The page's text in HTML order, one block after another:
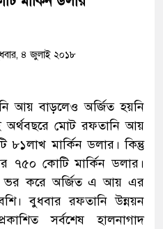
৪ জুলাই ২০১৮
আয় বাড়লেও অর্জিত হয়নি
অর্থবছরে মোট রফতানি আয়
মার্কিন ডলার। কিন্তু
৭৫০ কোটি মার্কিন ডলার।
ভর করে অর্জিত এ আয় এর
বুধবার রফতানি উন্নয়ন
সর্বশেষ হালনাগাদ